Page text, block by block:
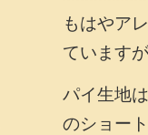
もはやア
ています
パイ生地
のショー